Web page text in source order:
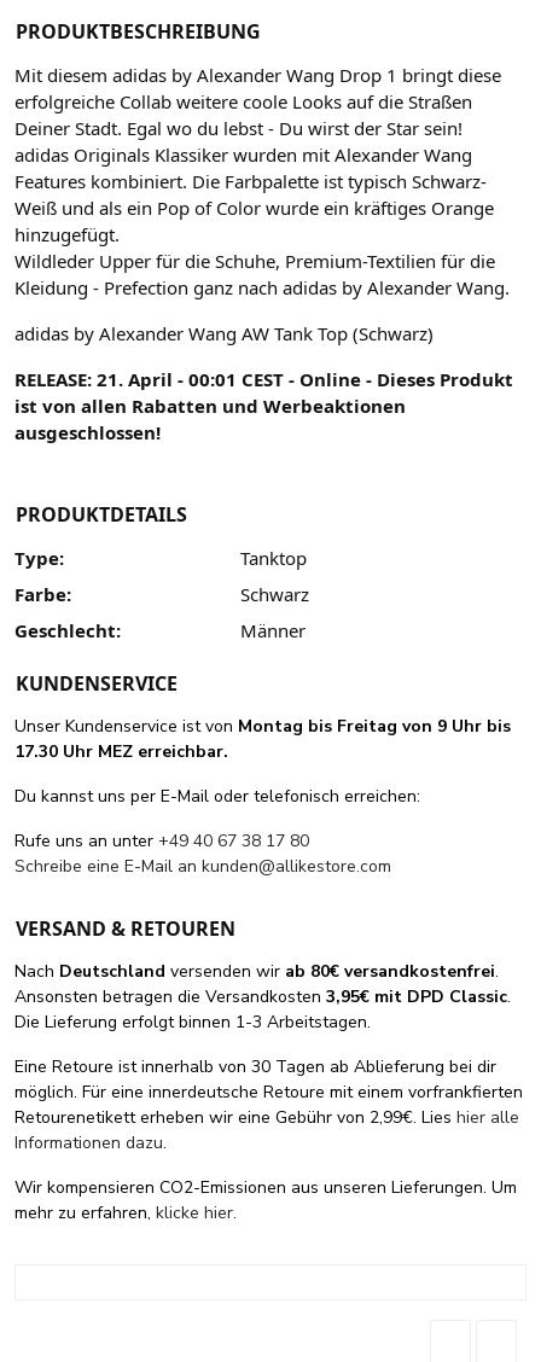
PRODUKTBESCHREIBUNG
Mit diesem adidas by Alexander Wang Drop 1 bringt diese
erfolgreiche Collab weitere coole Looks auf die Straßen
Deiner Stadt. Egal wo du lebst - Du wirst der Star sein!
adidas Originals Klassiker wurden mit Alexander Wang
Features kombiniert. Die Farbpalette ist typisch Schwarz-
Weiß und als ein Pop of Color wurde ein kräftiges Orange
hinzugefügt.
Wildleder Upper für die Schuhe, Premium-Textilien für die
Kleidung - Prefection ganz nach adidas by Alexander Wang.
adidas by Alexander Wang AW Tank Top (Schwarz)
RELEASE: 21. April - 00:01 CEST - Online - Dieses Produkt
ist von allen Rabatten und Werbeaktionen
ausgeschlossen!
PRODUKTDETAILS
Type:
Tanktop
Farbe:
Schwarz
Geschlecht:
Männer
KUNDENSERVICE
Unser Kundenservice ist von Montag bis Freitag von 9 Uhr bis
17.30 Uhr MEZ erreichbar.
Du kannst uns per E-Mail oder telefonisch erreichen:
Rufe uns an unter +49 40 67 38 17 80
Schreibe eine E-Mail an kunden@allikestore.com
VERSAND & RETOUREN
Nach Deutschland versenden wir ab 80€ versandkostenfrei.
Ansonsten betragen die Versandkosten 3,95€ mit DPD Classic.
Die Lieferung erfolgt binnen 1-3 Arbeitstagen.
Eine Retoure ist innerhalb von 30 Tagen ab Ablieferung bei dir
möglich. Für eine innerdeutsche Retoure mit einem vorfrankfierten
Retourenetikett erheben wir eine Gebühr von 2,99€. Lies hier alle
Informationen dazu.
Wir kompensieren CO2-Emissionen aus unseren Lieferungen. Um
mehr zu erfahren, klicke hier.